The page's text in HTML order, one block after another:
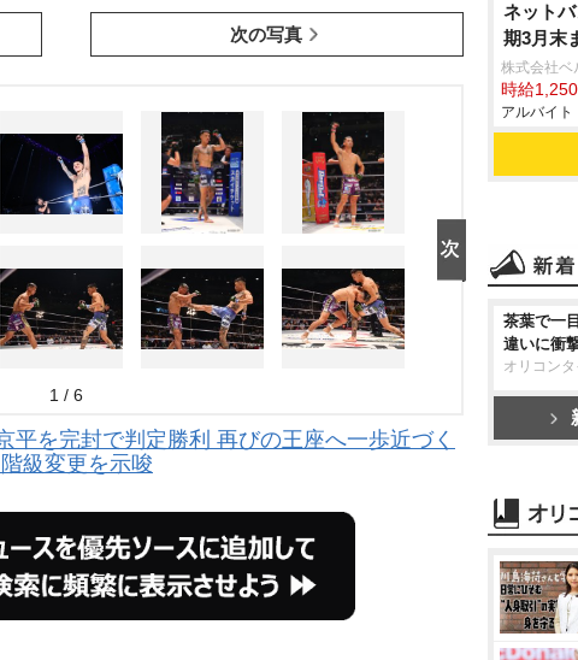
次の写真
1 / 6
平を完封で判定勝利 再びの王座へ一歩近づく
階級変更を示唆
ネット
期3月末
株式会社ベ
時給
アルバイト
茶葉で一
違いに衝
オリコン